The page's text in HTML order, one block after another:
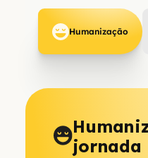
Humanização
jornada